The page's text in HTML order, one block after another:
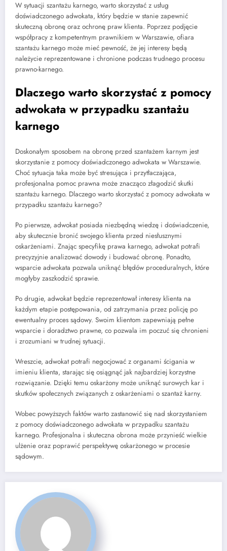
W sytuacji szantażu karnego, warto skorzystać z usług
doświadczonego adwokata, który będzie w stanie zapewnić
skuteczną obronę oraz ochronę praw klienta. Poprzez podjęcie
współpracy z kompetentnym prawnikiem w Warszawie, ofiara
szantażu karnego może mieć pewność, że jej interesy będą
należycie reprezentowane i chronione podczas trudnego procesu
prawno-karnego.
Dlaczego warto skorzystać z pomocy
adwokata w przypadku szantażu
karnego
Doskonałym sposobem na obronę przed szantażem karnym jest
skorzystanie z pomocy doświadczonego adwokata w Warszawie.
Choć sytuacja taka może być stresująca i przytłaczająca,
profesjonalna pomoc prawna może znacząco złagodzić skutki
szantażu karnego. Dlaczego warto skorzystać z pomocy adwokata w
przypadku szantażu karnego?
Po pierwsze, adwokat posiada niezbędną wiedzę i doświadczenie,
aby skutecznie bronić swojego klienta przed niesłusznymi
oskarżeniami. Znając specyfikę prawa karnego, adwokat potrafi
precyzyjnie analizować dowody i budować obronę. Ponadto,
wsparcie adwokata pozwala uniknąć błędów proceduralnych, które
mogłyby zaszkodzić sprawie.
Po drugie, adwokat będzie reprezentował interesy klienta na
każdym etapie postępowania, od zatrzymania przez policję po
ewentualny proces sądowy. Swoim klientom zapewniają pełne
wsparcie i doradztwo prawne, co pozwala im poczuć się chronieni
i zrozumiani w trudnej sytuacji.
Wreszcie, adwokat potrafi negocjować z organami ścigania w
imieniu klienta, starając się osiągnąć jak najbardziej korzystne
rozwiązanie. Dzięki temu oskarżony może uniknąć surowych kar i
skutków społecznych związanych z oskarżeniami o szantaż karny.
Wobec powyższych faktów warto zastanowić się nad skorzystaniem
z pomocy doświadczonego adwokata w przypadku szantażu
karnego. Profesjonalna i skuteczna obrona może przynieść wielkie
ulżenie oraz poprawić perspektywę oskarżonego w procesie
sądowym.